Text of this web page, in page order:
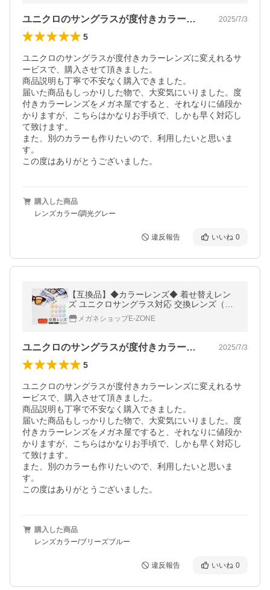
ユニクロのサングラスが度付きカラーレン… 2025/7/3
5
ユニクロのサングラスが度付きカラーレンズに変えれるサ
ービスで、購入させて頂きました。
商品説明も丁寧で不安なく購入できました。
届いた商品もしっかりした物で、大変気にいりました。度
付きカラーレンズをメガネ屋ですると、それなりに値段か
かりますが、こちらはかなりお手頃で、しかも早く対応し
て致けます。
また、別のカラーも作りたいので、利用したいと思いま
す。
この度はありがとうございました。
購入した商品
レンズカラー/調光グレー
違反報告 いいね 0
【互換品】◆カラーレンズ◆ 着せ替えレン
ズ ユニクロサングラス対応 交換レンズ（純
正品ではございません）UVカット 度入り 度
付き CP-B
メガネショップE-ZONE
ユニクロのサングラスが度付きカラーレン… 2025/7/3
5
ユニクロのサングラスが度付きカラーレンズに変えれるサ
ービスで、購入させて頂きました。
商品説明も丁寧で不安なく購入できました。
届いた商品もしっかりした物で、大変気にいりました。度
付きカラーレンズをメガネ屋ですると、それなりに値段か
かりますが、こちらはかなりお手頃で、しかも早く対応し
て致けます。
また、別のカラーも作りたいので、利用したいと思いま
す。
この度はありがとうございました。
購入した商品
レンズカラー/ブリーズブルー
違反報告 いいね 0